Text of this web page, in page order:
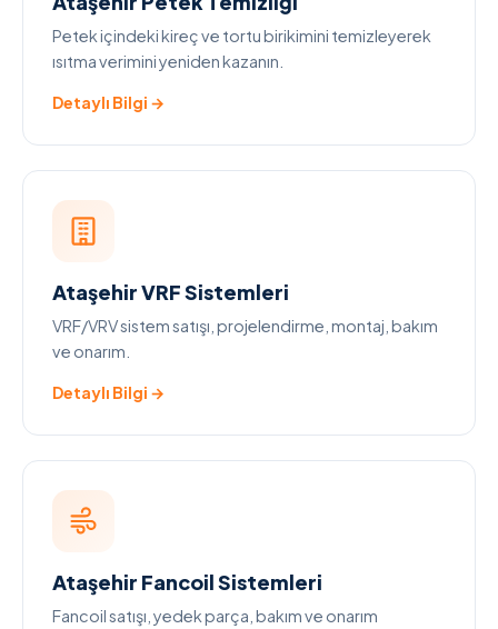
Petek içindeki kireç ve tortu birikimini temizleyerek
ısıtma verimini yeniden kazanın.
Detaylı Bilgi →
Ataşehir VRF Sistemleri
VRF/VRV sistem satışı, projelendirme, montaj, bakım
ve onarım.
Detaylı Bilgi →
Ataşehir Fancoil Sistemleri
Fancoil satışı, yedek parça, bakım ve onarım